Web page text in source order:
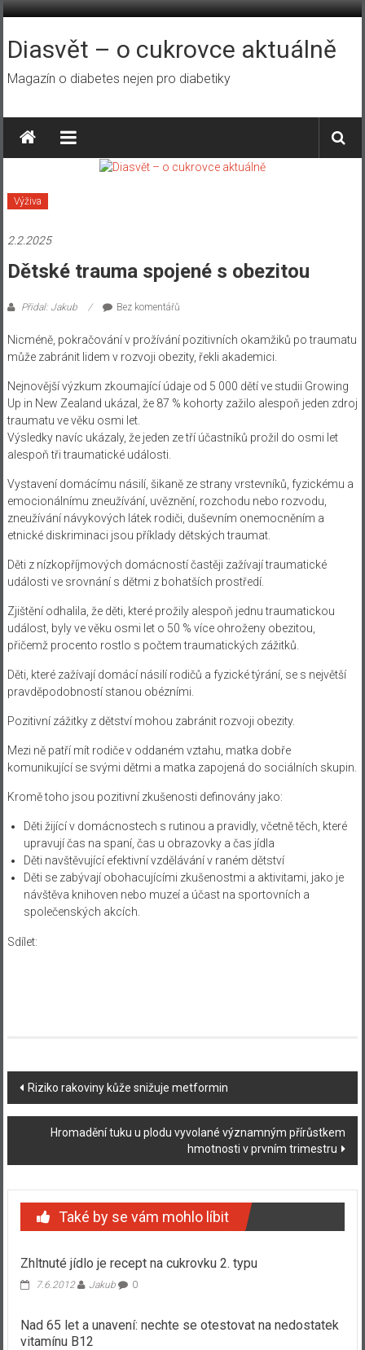
Přeskočit
obsah
Diasvět – o cukrovce aktuálně
Magazín o diabetes nejen pro diabetiky
Výživa
2.2.2025
Dětské trauma spojené s obezitou
Přidal: Jakub Bez komentářů
Nicméně, pokračování v prožívání pozitivních okamžiků po traumatu
může zabránit lidem v rozvoji obezity, řekli akademici.
Nejnovější výzkum zkoumající údaje od 5 000 dětí ve studii Growing
Up in New Zealand ukázal, že 87 % kohorty zažilo alespoň jeden zdroj
traumatu ve věku osmi let.
Výsledky navíc ukázaly, že jeden ze tří účastníků prožil do osmi let
alespoň tři traumatické události.
Vystavení domácímu násilí, šikaně ze strany vrstevníků, fyzickému a
emocionálnímu zneužívání, uvěznění, rozchodu nebo rozvodu,
zneužívání návykových látek rodiči, duševním onemocněním a
etnické diskriminaci jsou příklady dětských traumat.
Děti z nízkopříjmových domácností častěji zažívají traumatické
události ve srovnání s dětmi z bohatších prostředí.
Zjištění odhalila, že děti, které prožily alespoň jednu traumatickou
událost, byly ve věku osmi let o 50 % více ohroženy obezitou,
přičemž procento rostlo s počtem traumatických zážitků.
Děti, které zažívají domácí násilí rodičů a fyzické týrání, se s největší
pravděpodobností stanou obézními.
Pozitivní zážitky z dětství mohou zabránit rozvoji obezity.
Mezi ně patří mít rodiče v oddaném vztahu, matka dobře
komunikující se svými dětmi a matka zapojená do sociálních skupin.
Kromě toho jsou pozitivní zkušenosti definovány jako:
Děti žijící v domácnostech s rutinou a pravidly, včetně těch, které
upravují čas na spaní, čas u obrazovky a čas jídla
Děti navštěvující efektivní vzdělávání v raném dětství
Děti se zabývají obohacujícími zkušenostmi a aktivitami, jako je
návštěva knihoven nebo muzeí a účast na sportovních a
společenských akcích.
Sdílet:
Navigace
příspěvku
Riziko rakoviny kůže snižuje metformin
Hromadění tuku u plodu vyvolané významným přírůstkem
hmotnosti v prvním trimestru
Také by se vám mohlo líbit
Zhltnuté jídlo je recept na cukrovku 2. typu
7.6.2012 Jakub 0
Nad 65 let a unavení: nechte se otestovat na nedostatek
vitamínu B12